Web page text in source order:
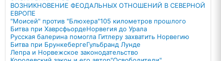
ВОЗНИКНОВЕНИЕ ФЕОДАЛЬНЫХ ОТНОШЕНИЙ В СЕВЕРНОЙ
ЕВРОПЕ
"Моисей" против "Блюхера"105 километров прошлого
Битва при ХаврсфьордеНорвегия до Урала
Русская балерина помогла Гитлеру захватить Норвегию
Битва при БрункебергеГульбранд Лунде
Лепра и Норвежское законодательство